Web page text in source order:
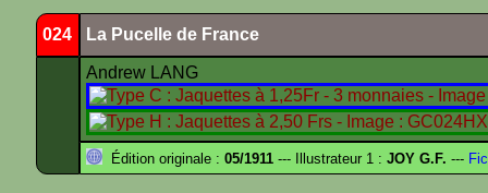
024 La Pucelle de France
Andrew LANG
Édition originale : 05/1911 --- Illustrateur 1 : JOY G.F. ---